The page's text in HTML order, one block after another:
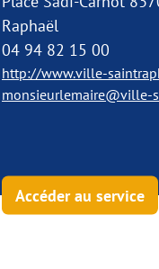
Raphaël
04 94 82 15 00
http://www.ville-
monsieurlemaire@ville-
Accéder au service